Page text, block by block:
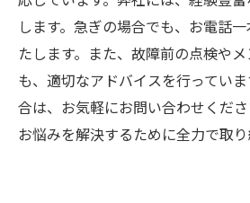
します。急ぎの場合でも、お電話
たします。また、故障前の点検や
も、適切なアドバイスを行ってい
合は、お気軽にお問い合わせくだ
お悩みを解決するために全力で取り